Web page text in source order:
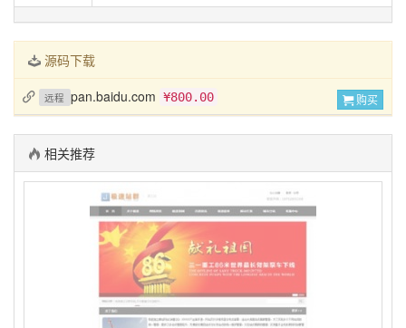
源码下载
购买
远程 pan.baidu.com ¥800.00
相关推荐